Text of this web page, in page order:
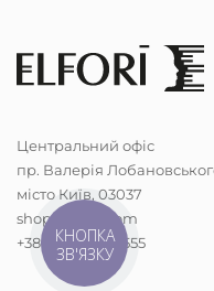
Центральний офіс
пр. Валерія
місто Київ, 03037
shop@elfori.com
+38 (068) 298-5555
КНОПКА
ЗВ'ЯЗКУ